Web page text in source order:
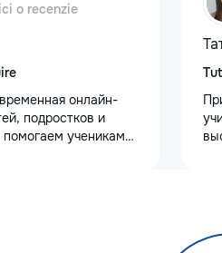
o recenzie
онлайн-
подростков и
ученикам
✨